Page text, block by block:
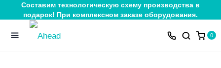
Составим технологическую схему производства в
подарок! При комплексном заказе оборудования.
0